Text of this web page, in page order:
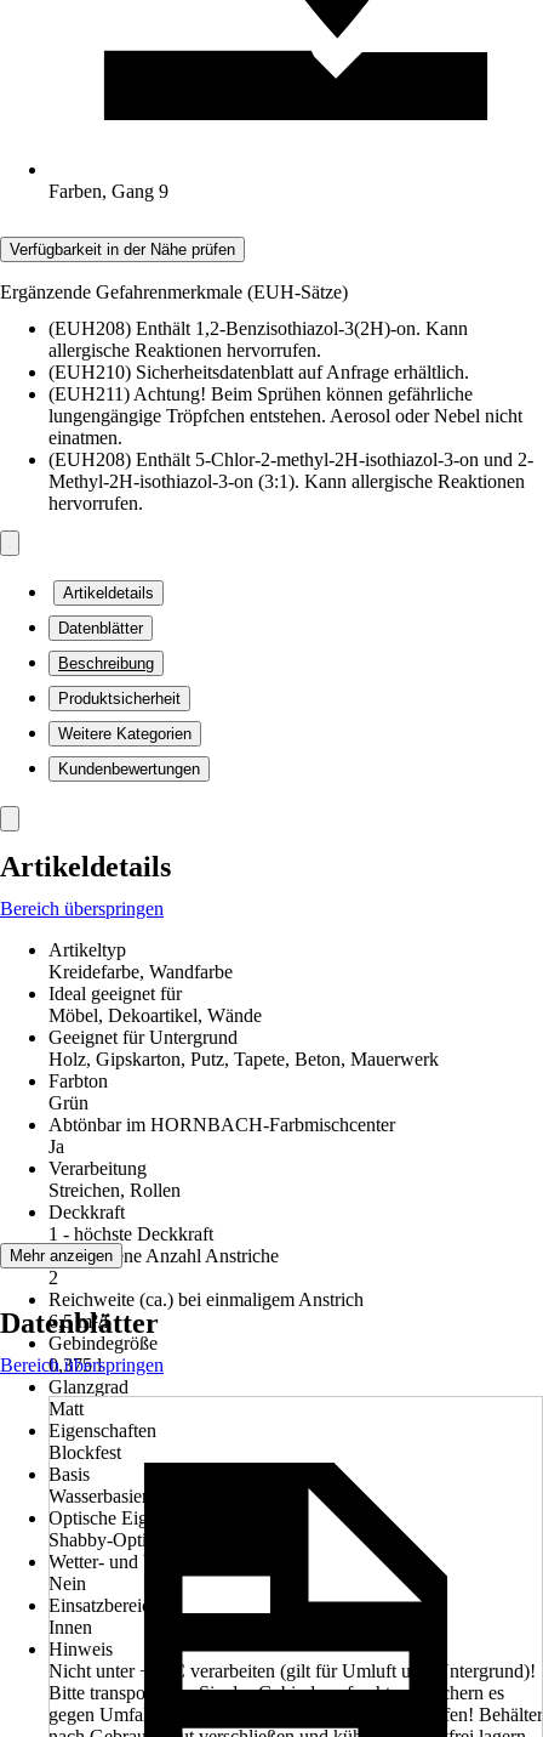
Farben, Gang 9
Verfügbarkeit in der Nähe prüfen
Ergänzende Gefahrenmerkmale (EUH-Sätze)
(EUH208) Enthält 1,2-Benzisothiazol-3(2H)-on. Kann
allergische Reaktionen hervorrufen.
(EUH210) Sicherheitsdatenblatt auf Anfrage erhältlich.
(EUH211) Achtung! Beim Sprühen können gefährliche
lungengängige Tröpfchen entstehen. Aerosol oder Nebel nicht
einatmen.
(EUH208) Enthält 5-Chlor-2-methyl-2H-isothiazol-3-on und 2-
Methyl-2H-isothiazol-3-on (3:1). Kann allergische Reaktionen
hervorrufen.
Artikeldetails
Datenblätter
Beschreibung
Produktsicherheit
Weitere Kategorien
Kundenbewertungen
Artikeldetails
Bereich überspringen
Artikeltyp
Kreidefarbe, Wandfarbe
Ideal geeignet für
Möbel, Dekoartikel, Wände
Geeignet für Untergrund
Holz, Gipskarton, Putz, Tapete, Beton, Mauerwerk
Farbton
Grün
Abtönbar im HORNBACH-Farbmischcenter
Ja
Verarbeitung
Streichen, Rollen
Deckkraft
1 - höchste Deckkraft
Empfohlene Anzahl Anstriche
2
Reichweite (ca.) bei einmaligem Anstrich
6,5 m²/l
Gebindegröße
0,375 l
Glanzgrad
Matt
Eigenschaften
Blockfest
Basis
Wasserbasierend
Optische Eigenschaften
Shabby-Optik
Wetter- und UV-Beständigkeit
Nein
Einsatzbereich
Innen
Hinweis
Nicht unter +8 °C verarbeiten (gilt für Umluft und Untergrund)!
Bitte transportieren Sie das Gebinde aufrecht und sichern es
gegen Umfallen und damit gegen mögliches Auslaufen! Behälter
Mehr anzeigen
Datenblätter
Bereich überspringen